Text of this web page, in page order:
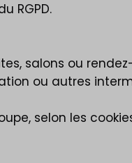
RGPD.
salons ou
ou autres
selon les